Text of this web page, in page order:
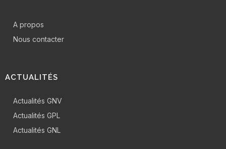
A propos
Nous contacter
ACTUALITÉS
Actualités GNV
Actualités GPL
Actualités GNL